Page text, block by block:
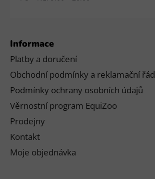
Informace
Platby a doručení
Obchodní podmínky a reklamační řád
Podmínky ochrany osobních údajů
Věrnostní program EquiZoo
Prodejny
Kontakt
Moje objednávka